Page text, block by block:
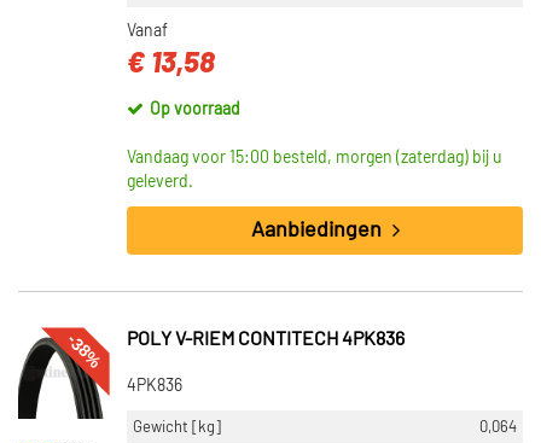
Vanaf
€ 13,58
Op voorraad
Vandaag voor 15:00 besteld, morgen (zaterdag) bij u
geleverd.
Aanbiedingen
-38% POLY V-RIEM CONTITECH 4PK836
4PK836
Gewicht [kg]
0,064